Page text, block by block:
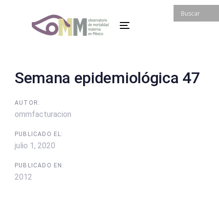
content
Toggle
Semana epidemiológica 47
AUTOR:
ommfacturacion
PUBLICADO EL:
julio 1, 2020
PUBLICADO EN:
2012
Post
navigation